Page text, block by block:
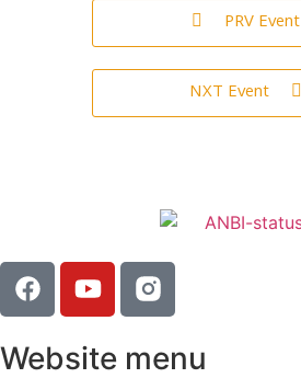
PRV Event
NXT Event
Website menu